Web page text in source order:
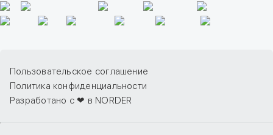
Пользовательское соглашение
Политика конфиденциальности
Разработано с ❤ в NORDER